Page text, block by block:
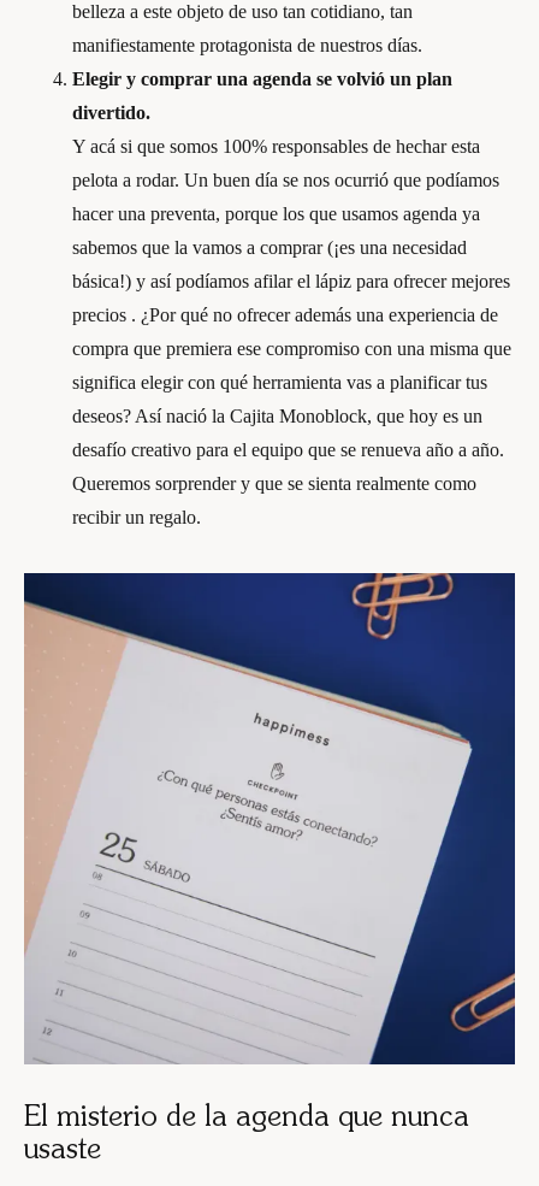
belleza a este objeto de uso tan cotidiano, tan
manifiestamente protagonista de nuestros días.
Elegir y comprar una agenda se volvió un plan
divertido.
Y acá si que somos 100% responsables de hechar esta
pelota a rodar. Un buen día se nos ocurrió que podíamos
hacer una preventa, porque los que usamos agenda ya
sabemos que la vamos a comprar (¡es una necesidad
básica!) y así podíamos afilar el lápiz para ofrecer mejores
precios . ¿Por qué no ofrecer además una experiencia de
compra que premiera ese compromiso con una misma que
significa elegir con qué herramienta vas a planificar tus
deseos? Así nació la Cajita Monoblock, que hoy es un
desafío creativo para el equipo que se renueva año a año.
Queremos sorprender y que se sienta realmente como
recibir un regalo.
El misterio de la agenda que nunca
usaste